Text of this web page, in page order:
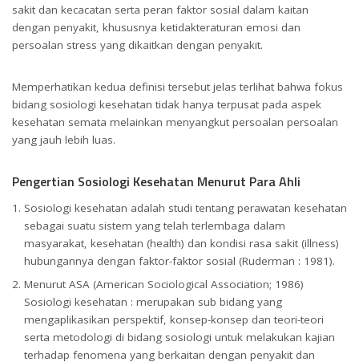
sakit dan kecacatan serta peran faktor sosial dalam kaitan
dengan penyakit, khususnya ketidakteraturan emosi dan
persoalan stress yang dikaitkan dengan penyakit.
Memperhatikan kedua definisi tersebut jelas terlihat bahwa fokus
bidang sosiologi kesehatan tidak hanya terpusat pada aspek
kesehatan semata melainkan menyangkut persoalan persoalan
yang jauh lebih luas.
Pengertian Sosiologi Kesehatan Menurut Para Ahli
Sosiologi kesehatan adalah studi tentang perawatan kesehatan
sebagai suatu sistem yang telah terlembaga dalam
masyarakat, kesehatan (health) dan kondisi rasa sakit (illness)
hubungannya dengan faktor-faktor sosial (Ruderman : 1981).
Menurut ASA (American Sociological Association; 1986)
Sosiologi kesehatan : merupakan sub bidang yang
mengaplikasikan perspektif, konsep-konsep dan teori-teori
serta metodologi di bidang sosiologi untuk melakukan kajian
terhadap fenomena yang berkaitan dengan penyakit dan